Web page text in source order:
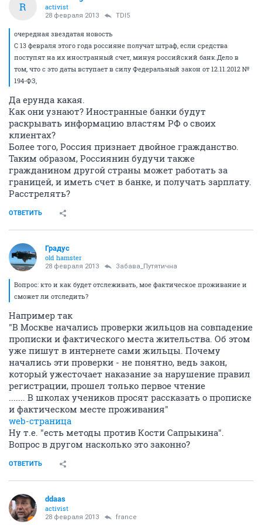
R
activist
28 февраля 2013 TDI5
очередная звездатая новость
С 13 февраля этого года россияне получат штраф, если средства
поступят на их иностранный счет, минуя российский банк.Дело в
том, что с это даты вступает в силу Федеральный закон от 12.11.2012 №
194-ФЗ,
Да ерунда какая.
Как они узнают? Иностранные банки будут
раскрывать информацию властям РФ о своих
клиентах?
Более того, Россия признает двойное гражданство.
Таким образом, Россиянин будучи также
гражданином другой страны может работать за
границей, и иметь счет в банке, и получать зарплату.
Расстрелять?
ОТВЕТИТЬ
Градус
old hamster
28 февраля 2013 Забава_Путятична
Вопрос: кто и как будет отслеживать, мое фактическое проживание и
сможет ли отследить?
Например так
"В Москве начались проверки жильцов на совпадение
прописки и фактического места жительства. Об этом
уже пишут в интернете сами жильцы. Почему
начались эти проверки - не понятно, ведь закон,
который ужесточает наказание за нарушение правил
регистрации, прошел только первое чтение
....... В школах учеников просят рассказать о прописке
и фактическом месте проживания"
web-страница
Ну т.е. "есть методы против Кости Сапрыкина".
Вопрос в другом насколько это законно?
ОТВЕТИТЬ
ddaas
activist
28 февраля 2013 france